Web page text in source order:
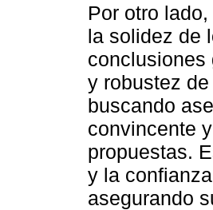
Por otro
la solidez de
conclusiones
y robustez
buscando
convincente
propuestas.
y la
asegurando